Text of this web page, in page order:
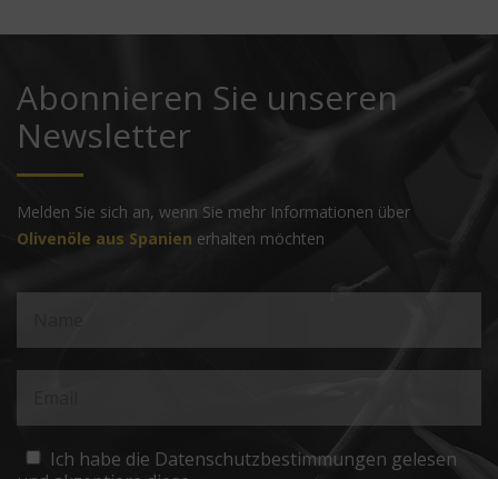
Ich habe die Datenschutzbestimmungen gelesen
Abonnieren Sie unseren
Newsletter
Melden Sie sich an, wenn Sie mehr Informationen über
Olivenöle aus Spanien erhalten möchten